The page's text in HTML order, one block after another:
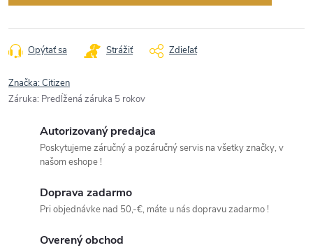
Opýtať sa Strážiť Zdieľať
Značka:Citizen
Záruka: Predĺžená záruka 5 rokov
Autorizovaný predajca
Poskytujeme záručný a pozáručný servis na všetky značky, v
našom eshope !
Doprava zadarmo
Pri objednávke nad 50,-€, máte u nás dopravu zadarmo !
Overený obchod